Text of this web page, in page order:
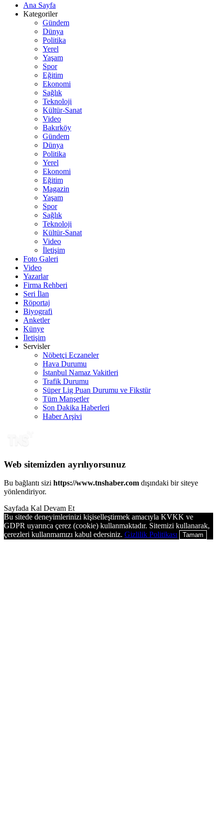
Ana Sayfa
Kategoriler
Gündem
Dünya
Politika
Yerel
Yaşam
Spor
Eğitim
Ekonomi
Sağlık
Teknoloji
Kültür-Sanat
Video
Bakırköy
Gündem
Dünya
Politika
Yerel
Ekonomi
Eğitim
Magazin
Yaşam
Spor
Sağlık
Teknoloji
Kültür-Sanat
Video
İletişim
Foto Galeri
Video
Yazarlar
Firma Rehberi
Seri İlan
Röportaj
Biyografi
Anketler
Künye
İletişim
Servisler
Nöbetçi Eczaneler
Hava Durumu
İstanbul Namaz Vakitleri
Trafik Durumu
Süper Lig Puan Durumu ve Fikstür
Tüm Manşetler
Son Dakika Haberleri
Haber Arşivi
Web sitemizden ayrılıyorsunuz
Bu bağlantı sizi https://www.tnshaber.com dışındaki bir siteye
yönlendiriyor.
Sayfada Kal Devam Et
Bu sitede deneyimlerinizi kişiselleştirmek amacıyla KVKK ve
GDPR uyarınca çerez (cookie) kullanmaktadır. Sitemizi kullanarak,
çerezleri kullanmamızı kabul edersiniz. Gizlilik Politikası Tamam